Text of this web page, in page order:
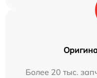
Более 20 тыс.